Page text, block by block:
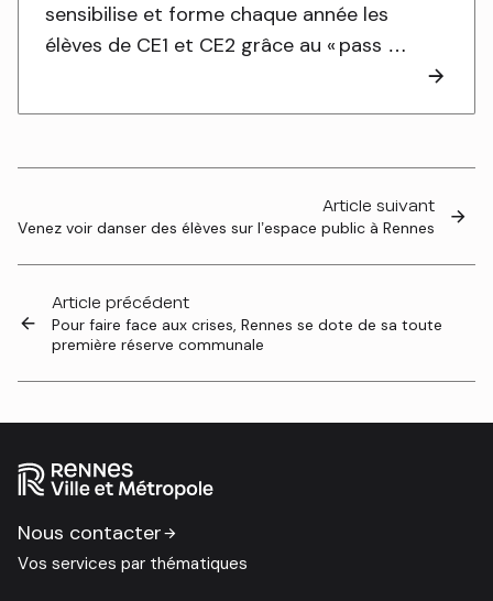
sensibilise et forme chaque année les
élèves de CE1 et CE2 grâce au « pass …
Article précédent
Pour faire face aux crises, Rennes se dote de sa toute
première réserve communale
Article suivant
Venez voir danser des élèves sur l’espace public à Rennes
Nous contacter
Vos services par thématiques